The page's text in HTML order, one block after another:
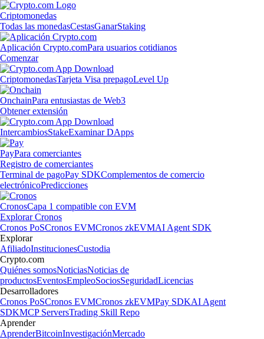
Criptomonedas
Todas las monedasCestasGanarStaking
Aplicación Crypto.comPara usuarios cotidianos
Comenzar
CriptomonedasTarjeta Visa prepagoLevel Up
OnchainPara entusiastas de Web3
Obtener extensión
IntercambiosStakeExaminar DApps
PayPara comerciantes
Registro de comerciantes
Terminal de pagoPay SDKComplementos de comercio
electrónicoPredicciones
CronosCapa 1 compatible con EVM
Explorar Cronos
Cronos PoSCronos EVMCronos zkEVMAI Agent SDK
Explorar
AfiliadoInstitucionesCustodia
Crypto.com
Quiénes somosNoticiasNoticias de
productosEventosEmpleoSociosSeguridadLicencias
Desarrolladores
Cronos PoSCronos EVMCronos zkEVMPay SDKAI Agent
SDKMCP ServersTrading Skill Repo
Aprender
AprenderBitcoinInvestigaciónMercado